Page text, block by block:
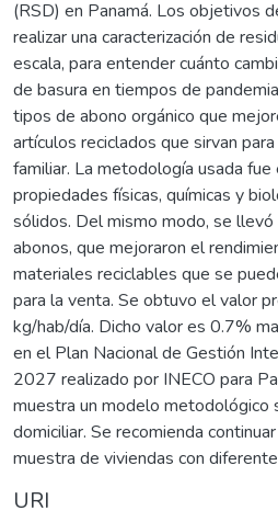
(RSD) en Panamá. Los objetivos
realizar una caracterización de
escala, para entender cuánto
de basura en tiempos de
tipos de abono orgánico que
artículos reciclados que sirvan
familiar. La metodología usada fue
propiedades físicas, químicas y
sólidos. Del mismo modo, se llevó
abonos, que mejoraron el
materiales reciclables que se
para la venta. Se obtuvo el valor
kg/hab/día. Dicho valor es 0.7%
en el Plan Nacional de Gestión
2027 realizado por INECO para
muestra un modelo metodológico
domiciliar. Se recomienda
muestra de viviendas con
URI